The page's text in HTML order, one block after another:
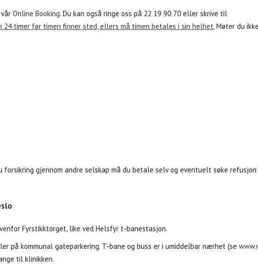
Online Booking. Du kan også ringe oss på 22 19 90 70 eller skrive til
24 timer før timen finner sted, ellers må timen betales i sin helhet. Møter du
forsikring gjennom andre selskap må du betale selv og eventuelt søke
Fyrstikktorget, like ved Helsfyr t-banestasjon.
på kommunal gateparkering. T-bane og buss er i umiddelbar nærhet (se
til klinikken.